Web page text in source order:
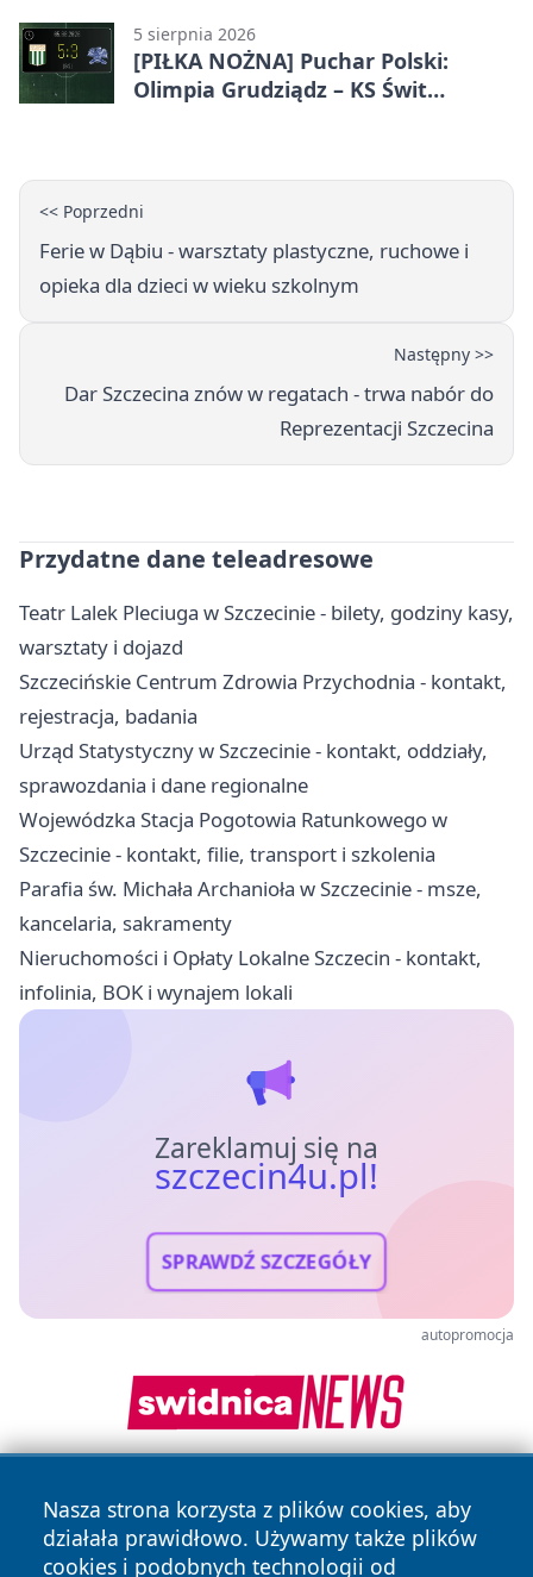
5 sierpnia 2026
[PIŁKA NOŻNA] Puchar Polski:
Olimpia Grudziądz – KS Świt
<< Poprzedni
Ferie w Dąbiu - warsztaty plastyczne, ruchowe i
opieka dla dzieci w wieku szkolnym
Następny >>
Dar Szczecina znów w regatach - trwa nabór do
Reprezentacji Szczecina
Przydatne dane teleadresowe
Teatr Lalek Pleciuga w Szczecinie - bilety, godziny kasy,
warsztaty i dojazd
Szczecińskie Centrum Zdrowia Przychodnia - kontakt,
rejestracja, badania
Urząd Statystyczny w Szczecinie - kontakt, oddziały,
sprawozdania i dane regionalne
Wojewódzka Stacja Pogotowia Ratunkowego w
Szczecinie - kontakt, filie, transport i szkolenia
Parafia św. Michała Archanioła w Szczecinie - msze,
kancelaria, sakramenty
Nieruchomości i Opłaty Lokalne Szczecin - kontakt,
infolinia, BOK i wynajem lokali
Zareklamuj się na
szczecin4u.pl!
SPRAWDŹ SZCZEGÓŁY
autopromocja
Nasza strona korzysta z plików cookies, aby
działała prawidłowo. Używamy także plików
cookies i podobnych technologii od